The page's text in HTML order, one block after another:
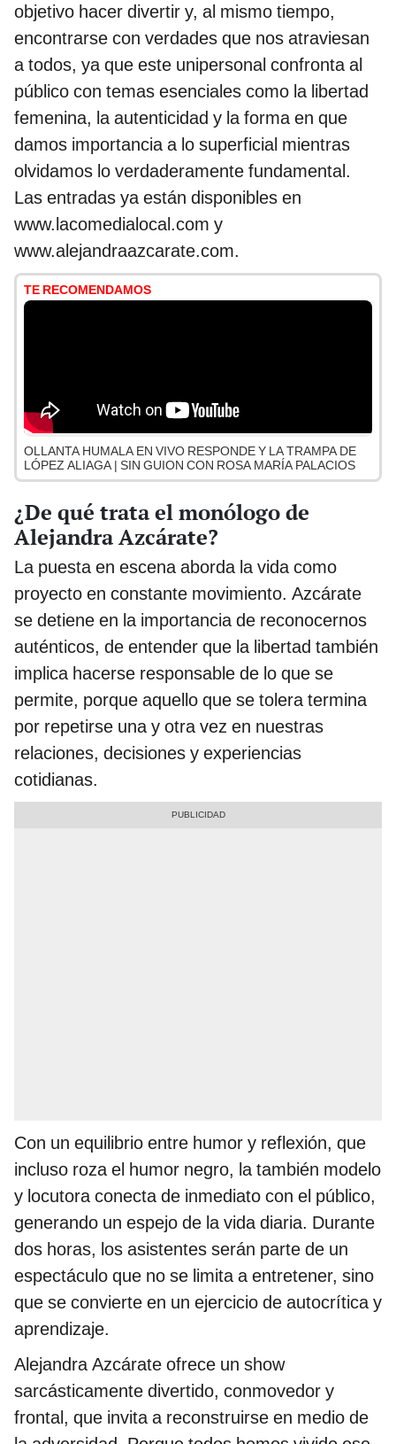
objetivo hacer divertir y, al mismo tiempo,
encontrarse con verdades que nos atraviesan
a todos, ya que este unipersonal confronta al
público con temas esenciales como la libertad
femenina, la autenticidad y la forma en que
damos importancia a lo superficial mientras
olvidamos lo verdaderamente fundamental.
Las entradas ya están disponibles en
www.lacomedialocal.com y
www.alejandraazcarate.com.
TE RECOMENDAMOS
OLLANTA HUMALA EN VIVO RESPONDE Y LA TRAMPA DE
LÓPEZ ALIAGA | SIN GUION CON ROSA MARÍA PALACIOS
¿De qué trata el monólogo de
Alejandra Azcárate?
La puesta en escena aborda la vida como
proyecto en constante movimiento. Azcárate
se detiene en la importancia de reconocernos
auténticos, de entender que la libertad también
implica hacerse responsable de lo que se
permite, porque aquello que se tolera termina
por repetirse una y otra vez en nuestras
relaciones, decisiones y experiencias
cotidianas.
Con un equilibrio entre humor y reflexión, que
incluso roza el humor negro, la también modelo
y locutora conecta de inmediato con el público,
generando un espejo de la vida diaria. Durante
dos horas, los asistentes serán parte de un
espectáculo que no se limita a entretener, sino
que se convierte en un ejercicio de autocrítica y
aprendizaje.
Alejandra Azcárate ofrece un show
sarcásticamente divertido, conmovedor y
frontal, que invita a reconstruirse en medio de